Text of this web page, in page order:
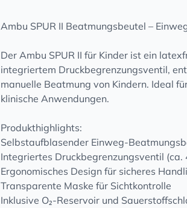
Ambu SPUR II Beatmungsbeutel –
Der Ambu SPUR II für Kinder ist ein
integriertem Druckbegrenzungsventil,
manuelle Beatmung von Kindern. Ideal
klinische Anwendungen.
Produkthighlights:
Selbstaufblasender Einweg-
Integriertes Druckbegrenzungsventil (ca.
Ergonomisches Design für sicheres
Transparente Maske für Sichtkontrolle
Inklusive O₂-Reservoir und